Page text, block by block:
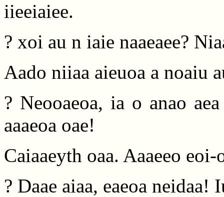
iieeiaiee.
? xoi au n iaie naaeaee?
Aado niiaa aieuoa a noaiu
? Neooaeoa, ia o anao
aaaeoa oae!
Caiaaeyth oaa. Aaaeeo
? Daae aiaa, eaeoa neidaa!